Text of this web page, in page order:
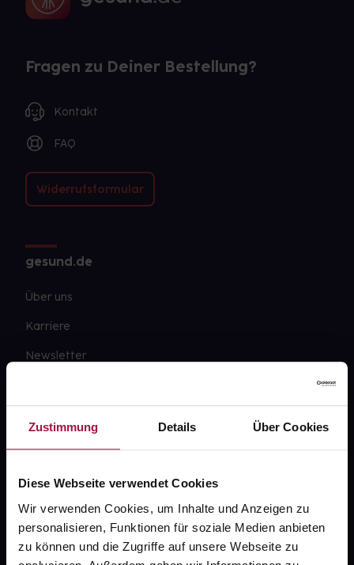
Zustimmung Details Über Cookies
Diese Webseite verwendet Cookies
Wir verwenden Cookies, um Inhalte und Anzeigen zu
personalisieren, Funktionen für soziale Medien anbieten
zu können und die Zugriffe auf unsere Webseite zu
Fragen zu Deiner Bestellung?
Kontakt
FAQ
Widerrufsformular
gesund.de
Über uns
Karriere
Newsletter
Datenschutz
AGB
Impressum